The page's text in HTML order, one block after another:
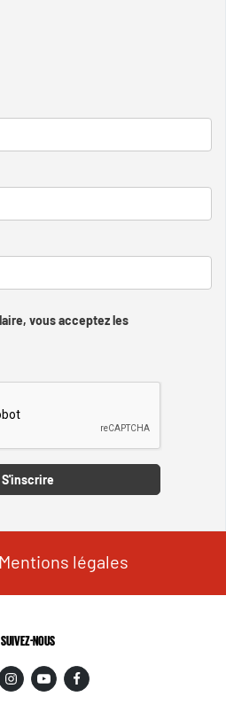
vous acceptez les
S'inscrire
Mentions légales
SUIVEZ-NOUS